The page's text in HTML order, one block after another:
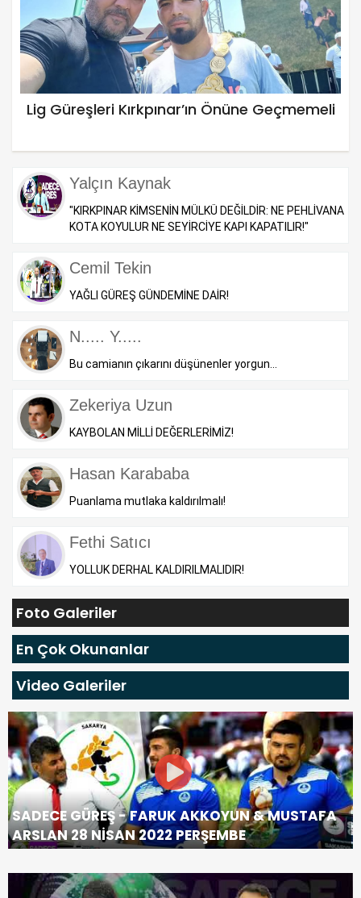
Lig Güreşleri Kırkpınar’ın Önüne Geçmemeli
Yalçın Kaynak
"KIRKPINAR KİMSENİN MÜLKÜ DEĞİLDİR: NE PEHLİVANA
KOTA KOYULUR NE SEYİRCİYE KAPI KAPATILIR!"
Cemil Tekin
YAĞLI GÜREŞ GÜNDEMİNE DAİR!
N..... Y.....
Bu camianın çıkarını düşünenler yorgun...
Zekeriya Uzun
KAYBOLAN MİLLİ DEĞERLERİMİZ!
Hasan Karababa
Puanlama mutlaka kaldırılmalı!
Fethi Satıcı
YOLLUK DERHAL KALDIRILMALIDIR!
Foto Galeriler
En Çok Okunanlar
Video Galeriler
SADECE GÜREŞ - FARUK AKKOYUN & MUSTAFA
ARSLAN 28 NİSAN 2022 PERŞEMBE